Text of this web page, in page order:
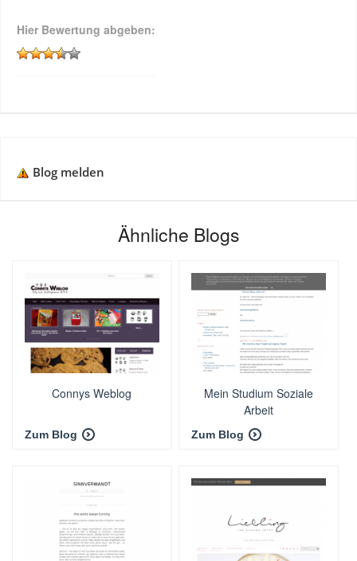
Hier Bewertung abgeben:
Blog melden
Ähnliche Blogs
Connys Weblog
Zum Blog
Mein Studium Soziale
Arbeit
Zum Blog